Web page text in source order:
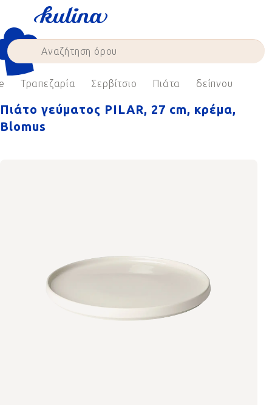
content
Τραπεζαρία Σερβίτσιο Πιάτα δείπνου
Πιάτο γεύματος PILAR, 27 cm, κρέμα,
Blomus